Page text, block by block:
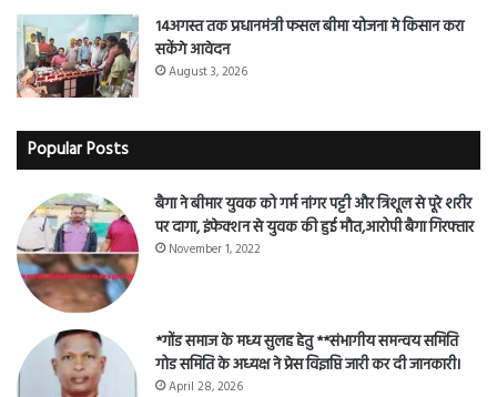
14अगस्त तक प्रधानमंत्री फसल बीमा योजना मे किसान करा
सकेंगे आवेदन
August 3, 2026
Popular Posts
बैगा ने बीमार युवक को गर्म नांगर पट्टी और त्रिशूल से पूरे शरीर
पर दागा, इंफेक्शन से युवक की हुई मौत,आरोपी बैगा गिरफ्तार
November 1, 2022
*गोंड समाज के मध्य सुलह हेतु **संभागीय समन्वय समिति
गोड समिति के अध्यक्ष ने प्रेस विज्ञप्ति जारी कर दी जानकारी।
April 28, 2026